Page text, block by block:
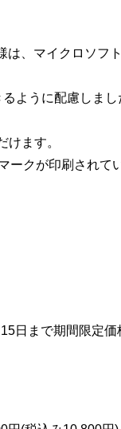
は、マイクロソフ
ように配慮しまし
けます。
クが印刷されて
日まで期間限定